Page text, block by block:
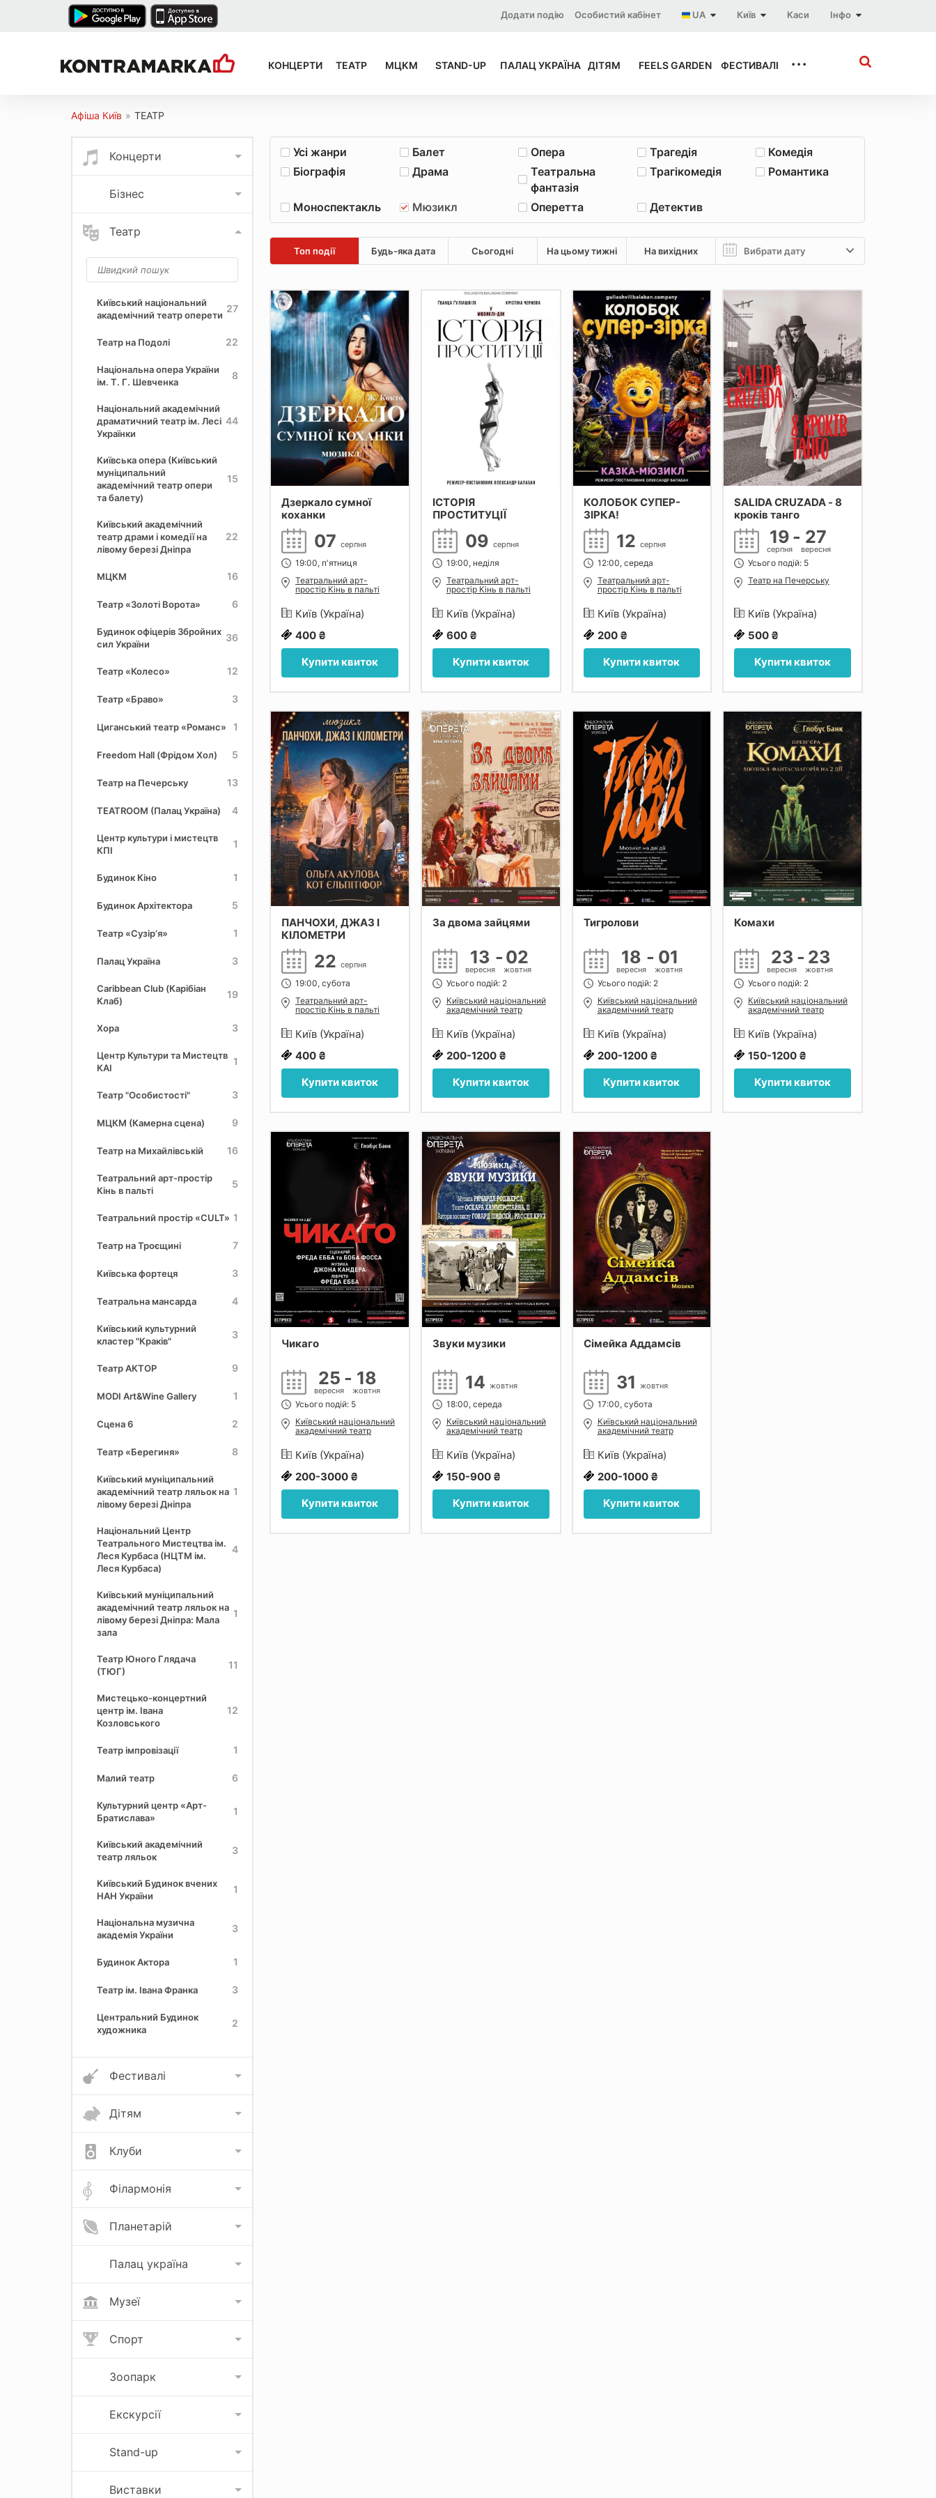
Інфо
Каси
Київ
UA
Особистий кабінет
Додати подію
КОНЦЕРТИ ТЕАТР МЦКМ STAND-UP ПАЛАЦ УКРАЇНА ДІТЯМ FEELS GARDEN ФЕСТИВАЛІ ...
Афіша Київ » ТЕАТР
Концерти
Бізнес
Театр
Київський національний
академічний театр оперети
27
Театр на Подолі 22
Національна опера України
ім. Т. Г. Шевченка
8
Національний академічний
драматичний театр ім. Лесі
Українки
44
Київська опера (Київський
муніципальний
академічний театр опери
та балету)
15
Київський академічний
театр драми і комедії на
лівому березі Дніпра
22
МЦКМ 16
Театр «Золоті Ворота» 6
Будинок офіцерів Збройних
сил України
36
Театр «Колесо» 12
Театр «Браво» 3
Циганський театр «Романс» 1
Freedom Hall (Фрідом Хол) 5
Театр на Печерську 13
TEATROOM (Палац Україна) 4
Центр культури і мистецтв
КПІ
1
Будинок Кіно 1
Будинок Архітектора 5
Театр «Сузір’я» 1
Палац Україна 3
Caribbean Club (Карібіан
Клаб)
19
Хора 3
Центр Культури та Мистецтв
КАІ
1
Театр "Особистості" 3
МЦКМ (Камерна сцена) 9
Театр на Михайлівській 16
Театральний арт-простір
Кінь в пальті
5
Театральний простір «CULT» 1
Театр на Троєщині 7
Київська фортеця 3
Театральна мансарда 4
Київський культурний
кластер "Краків"
3
Театр АКТОР 9
MODI Art&Wine Gallery 1
Сцена 6 2
Театр «Берегиня» 8
Київський муніципальний
академічний театр ляльок на
лівому березі Дніпра
1
Національний Центр
Театрального Мистецтва ім.
Леся Курбаса (НЦТМ ім.
Леся Курбаса)
4
Київський муніципальний
академічний театр ляльок на
лівому березі Дніпра: Мала
зала
1
Театр Юного Глядача
(ТЮГ)
11
Мистецько-концертний
центр ім. Івана
Козловського
12
Театр імпровізації 1
Малий театр 6
Культурний центр «Арт-
Братислава»
1
Київський академічний
театр ляльок
3
Київський Будинок вчених
НАН України
1
Національна музична
академія України
3
Будинок Актора 1
Театр ім. Івана Франка 3
Центральний Будинок
художника
2
Фестивалі
Дітям
Клуби
Філармонія
Планетарій
Палац україна
Музеї
Спорт
Зоопарк
Екскурсії
Stand-up
Виставки
Усі жанри Балет Опера Трагедія
Комедія
Біографія
Драма
Театральна
фантазія
Трагікомедія Романтика
Моноспектакль Мюзикл Оперетта Детектив
Топ події Будь-яка дата Сьогодні На цьому тижні На вихідних
Дзеркало сумної
коханки
07 серпня
19:00, пʼятниця
Театральний арт-
простір Кінь в пальті
Київ (Україна)
400 ₴
Купити квиток
ІСТОРІЯ
ПРОСТИТУЦІЇ
09 серпня
19:00, неділя
Театральний арт-
простір Кінь в пальті
Київ (Україна)
600 ₴
Купити квиток
КОЛОБОК СУПЕР-
ЗІРКА!
12 серпня
12:00, середа
Театральний арт-
простір Кінь в пальті
Київ (Україна)
200 ₴
Купити квиток
SALIDA CRUZADA - 8
кроків танго
19
серпня
- 27
вересня
Усього подій: 5
Театр на Печерську
Київ (Україна)
500 ₴
Купити квиток
ПАНЧОХИ, ДЖАЗ І
КІЛОМЕТРИ
22 серпня
19:00, субота
Театральний арт-
простір Кінь в пальті
Київ (Україна)
400 ₴
Купити квиток
За двома зайцями
13
вересня
- 02
жовтня
Усього подій: 2
Київський національний
академічний театр
Київ (Україна)
200-1200 ₴
Купити квиток
Тигролови
18
вересня
- 01
жовтня
Усього подій: 2
Київський національний
академічний театр
Київ (Україна)
200-1200 ₴
Купити квиток
Комахи
23
вересня
- 23
жовтня
Усього подій: 2
Київський національний
академічний театр
Київ (Україна)
150-1200 ₴
Купити квиток
Чикаго
25
вересня
- 18
жовтня
Усього подій: 5
Київський національний
академічний театр
Київ (Україна)
200-3000 ₴
Купити квиток
Звуки музики
14 жовтня
18:00, середа
Київський національний
академічний театр
Київ (Україна)
150-900 ₴
Купити квиток
Сімейка Аддамсів
31 жовтня
17:00, субота
Київський національний
академічний театр
Київ (Україна)
200-1000 ₴
Купити квиток